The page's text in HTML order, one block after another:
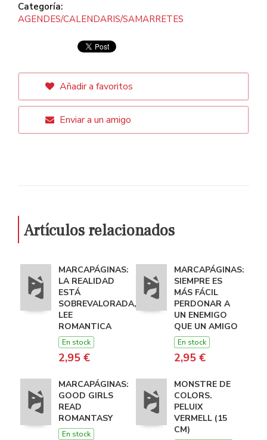
Categoría:
AGENDES/CALENDARIS/SAMARRETES
Añadir a favoritos
Enviar a un amigo
Artículos relacionados
MARCAPÁGINAS:
LA REALIDAD
ESTÁ
SOBREVALORADA,
LEE
ROMANTICA
En stock
2,95 €
MARCAPÁGINAS:
SIEMPRE ES
MÁS FÁCIL
PERDONAR A
UN ENEMIGO
QUE UN AMIGO
En stock
2,95 €
MARCAPÁGINAS:
GOOD GIRLS
READ
ROMANTASY
En stock
MONSTRE DE
COLORS.
PELUIX
VERMELL (15
CM)